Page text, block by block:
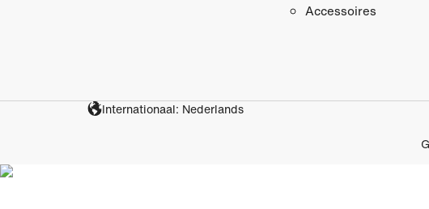
Accessoires
Internationaal: Nederlands